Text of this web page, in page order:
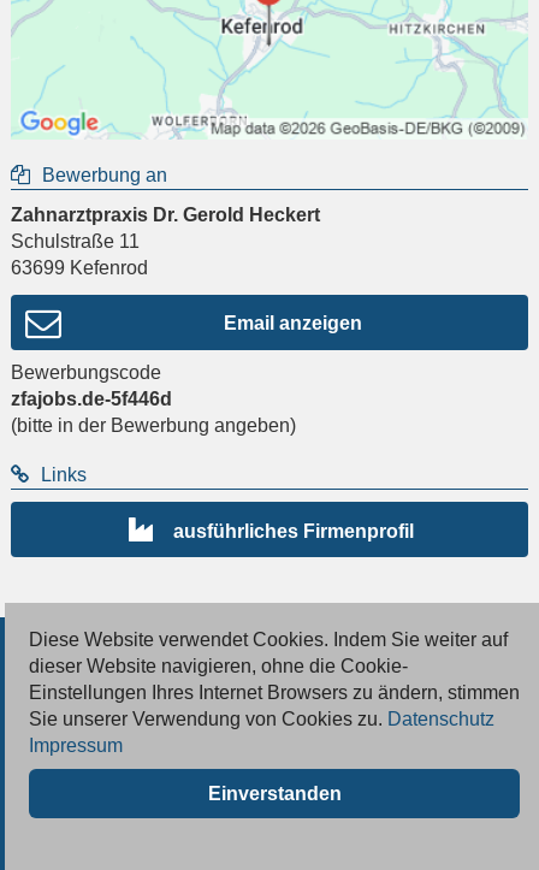
Bewerbung an
Zahnarztpraxis Dr. Gerold Heckert
Schulstraße 11
63699 Kefenrod
Email anzeigen
Bewerbungscode
zfajobs.de-5f446d
(bitte in der Bewerbung angeben)
Links
ausführliches Firmenprofil
© 2026 Deutsche Jobmarkt GmbH
Inserieren
Kontakt
AGB
Diese Website verwendet Cookies. Indem Sie weiter auf
dieser Website navigieren, ohne die Cookie-
Einstellungen Ihres Internet Browsers zu ändern, stimmen
Sie unserer Verwendung von Cookies zu. Datenschutz
Impressum
Einverstanden